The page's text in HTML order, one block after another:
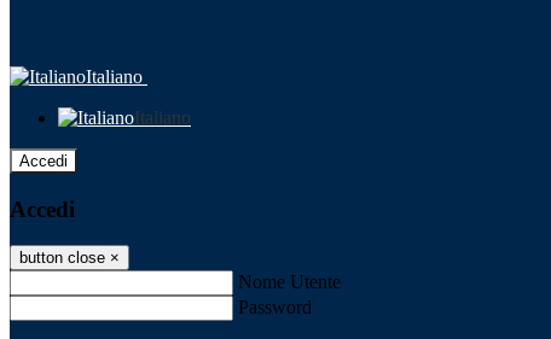
Italiano
Italiano
Accedi
Accedi
button close ×
Nome Utente
Password